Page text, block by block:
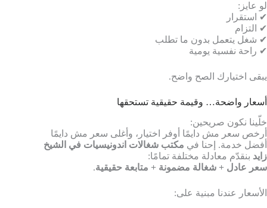
لو عايز:
✔ استقرار
✔ التزام
✔ شغل يتعمل بدون ما تطلب
✔ راحة نفسية يومية
يبقى اختيارك الصح واضح.
أسعار واضحة… وقيمة حقيقية تستحقها
خلّينا نكون صريحين:
أرخص سعر مش دايمًا أوفر اختيار، وأغلى سعر مش دايمًا
أفضل خدمة. إحنا في مكتب شغالات اندونيسيات في الشيخ
زايد بنقدّم معادلة مختلفة تمامًا:
سعر عادل + شغالة مضمونة + متابعة حقيقية.
الأسعار عندنا مبنية على: